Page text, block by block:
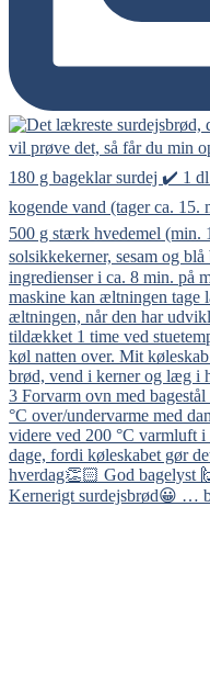
Kernerigt surdejsbrød😀 …